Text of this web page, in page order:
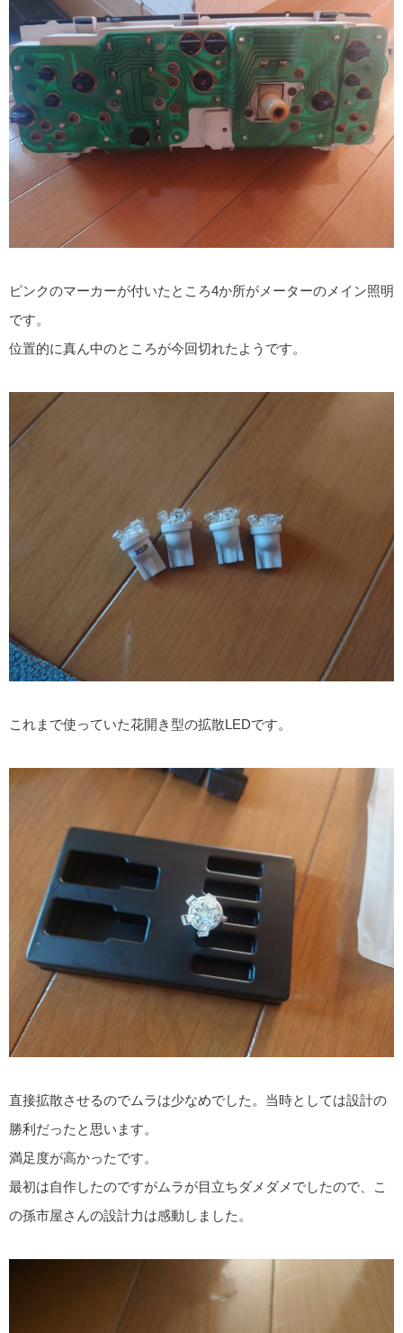
ピンクのマーカーが付いたところ4か所がメーターのメイン照明
です。
位置的に真ん中のところが今回切れたようです。
これまで使っていた花開き型の拡散LEDです。
直接拡散させるのでムラは少なめでした。当時としては設計の
勝利だったと思います。
満足度が高かったです。
最初は自作したのですがムラが目立ちダメダメでしたので、こ
の孫市屋さんの設計力は感動しました。